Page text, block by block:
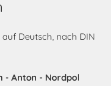
Deutsch, nach DIN
- Anton - Nordpol